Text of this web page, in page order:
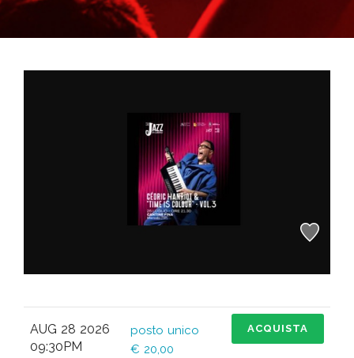
AUG 28 2026
09:30PM
posto unico
€ 20,00
ACQUISTA